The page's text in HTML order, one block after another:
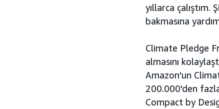
yıllarca
bakmasına
Climate Pledge
almasını
Amazon'un
200.000'den
Compact by